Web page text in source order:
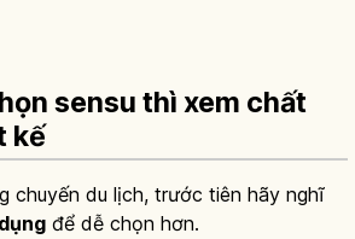
sensu thì xem chất
kế
chuyến du lịch, trước tiên hãy nghĩ
để dễ chọn hơn.